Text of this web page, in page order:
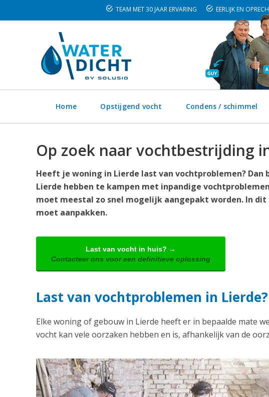
TEAM MET 30 JAAR ERVARING EERLIJK EN
Home Opstijgend vocht Condens / schimmel
Op zoek naar vochtbestrijding
Heeft je woning in Lierde last van vochtproblemen?
Lierde hebben te kampen met inpandige
moet meestal zo snel mogelijk aangepakt worden. In
moet aanpakken.
Last van vocht in huis? →
Contacteer ons voor een definitieve oplossing
Last van vochtproblemen in Lierde?
Elke woning of gebouw in Lierde heeft er in bepaalde mate
vocht kan vele oorzaken hebben en is, afhankelijk van de